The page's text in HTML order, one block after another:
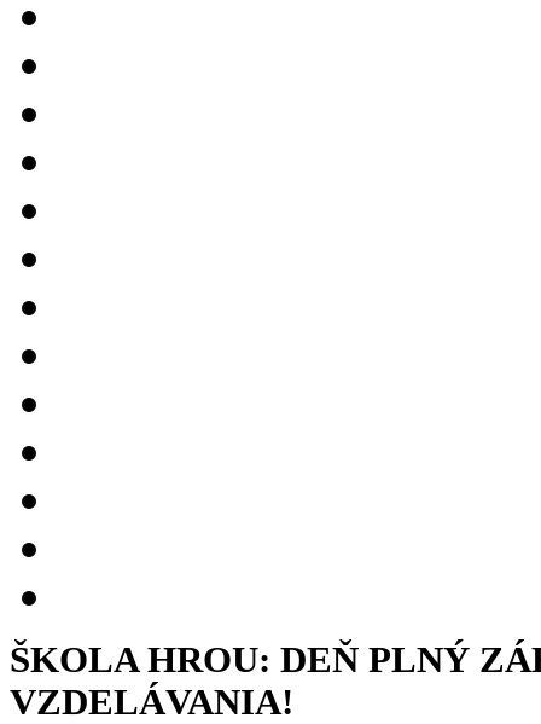
ŠKOLA HROU: DEŇ PLNÝ
VZDELÁVANIA!